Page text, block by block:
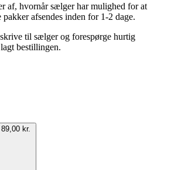
af, hvornår sælger har mulighed for at
afsendes inden for 1-2 dage.
til sælger og forespørge hurtig
bestillingen.
89,00 kr.